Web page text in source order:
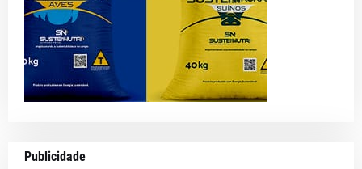
Publicidade